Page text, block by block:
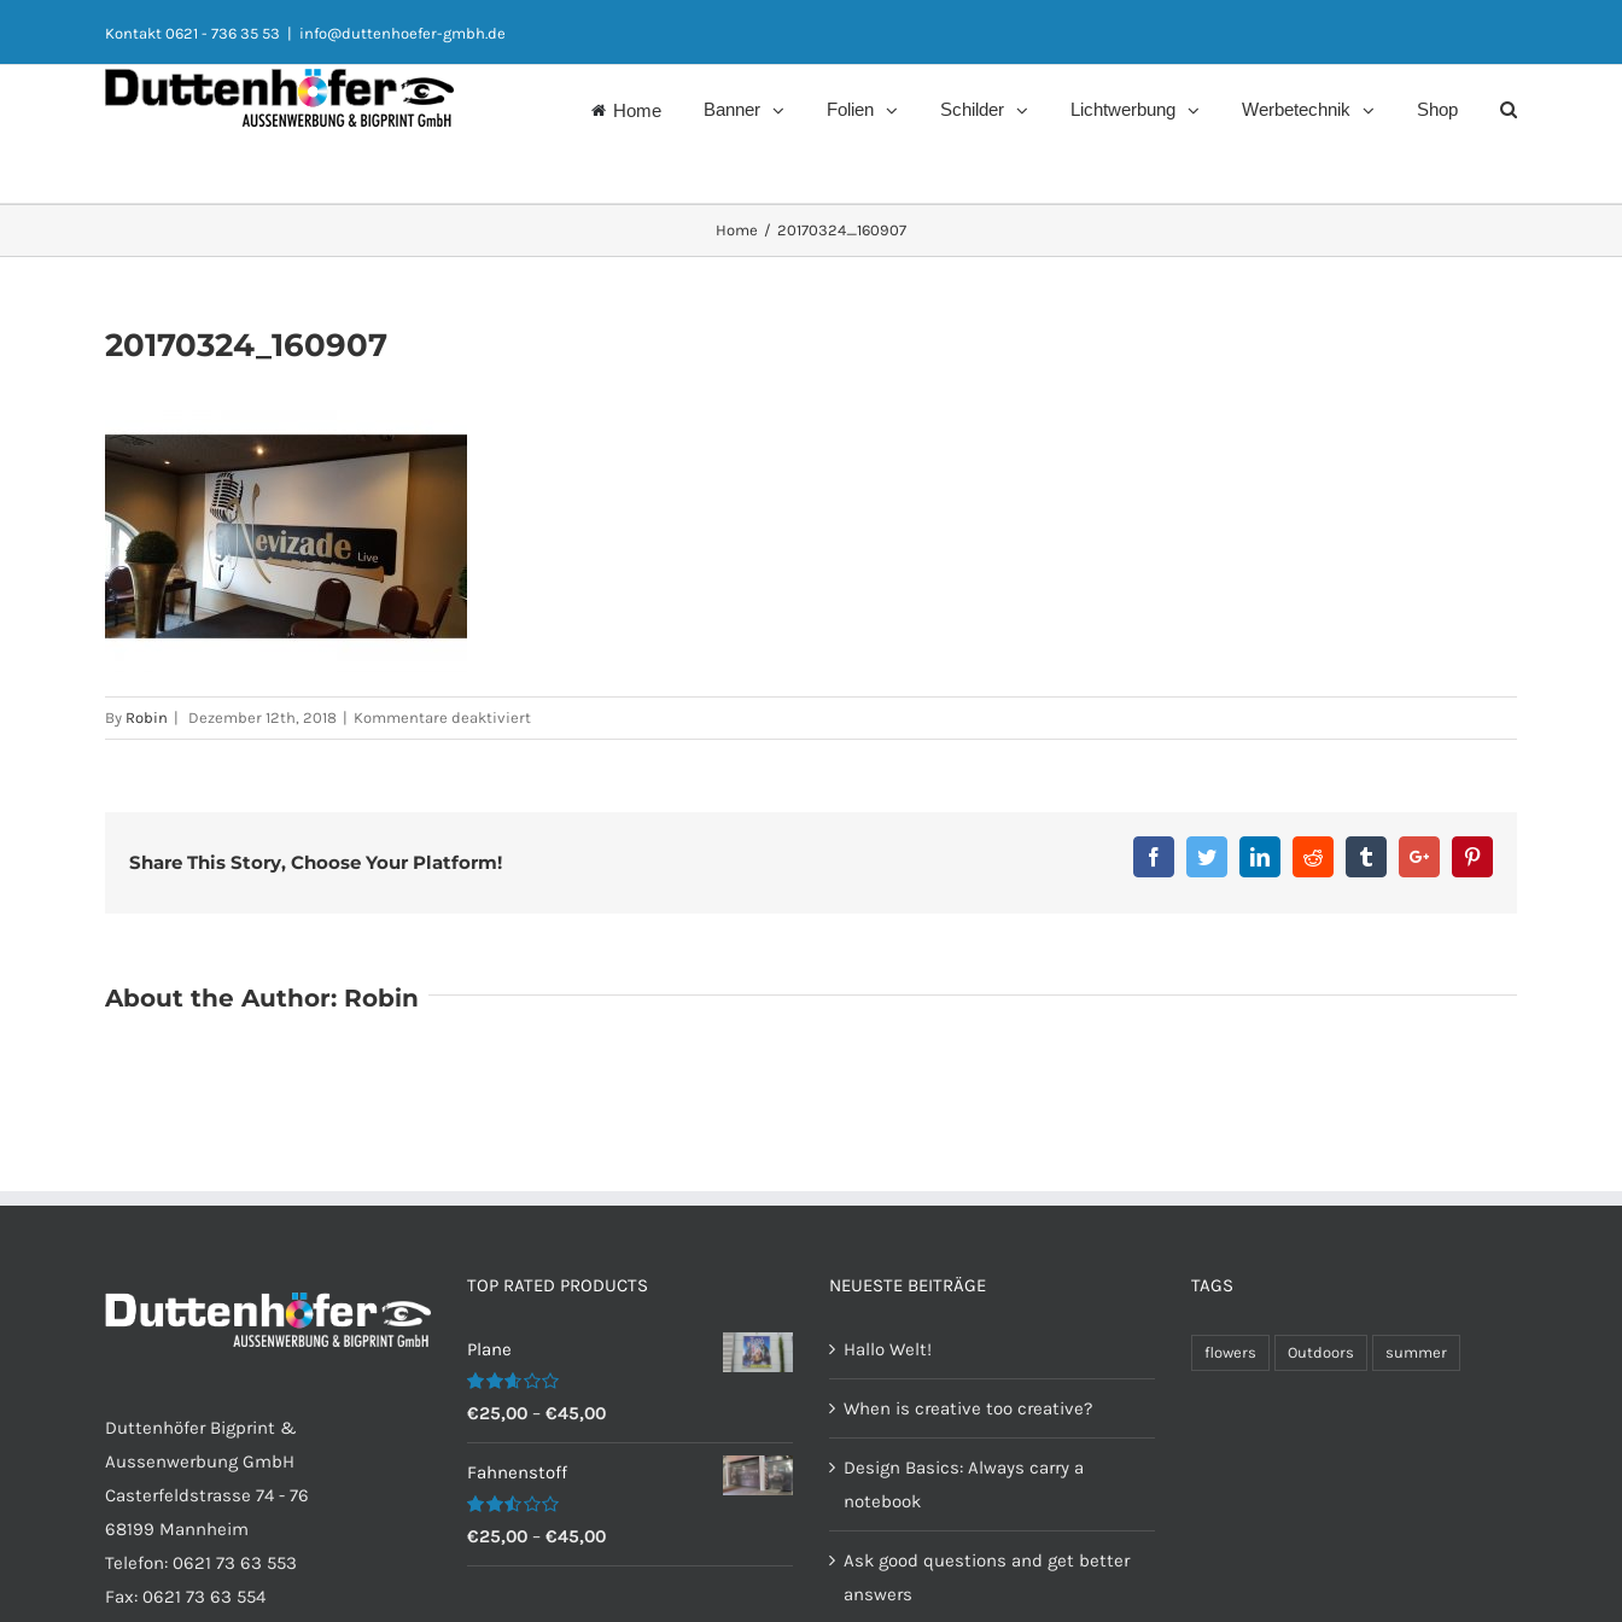
Kontakt 0621 - 736 35 53 | info@duttenhoefer-gmbh.de
Home Banner Folien Schilder Lichtwerbung Werbetechnik Shop
Home / 20170324_160907
20170324_160907
By Robin | Dezember 12th, 2018 | Kommentare deaktiviertfür
20170324_160907
Share This Story, Choose Your Platform! FacebookTwitterLinkedinReddit TumblrGoogle+
About the Author: Robin
Duttenhöfer Bigprint &
Aussenwerbung GmbH
Casterfeldstrasse 74 - 76
68199 Mannheim
Telefon: 0621 73 63 553
Fax: 0621 73 63 554
TOP RATED PRODUCTS
Plane
Bewertet
mit
2.60
von 5
€25,00 – €45,00
Fahnenstoff
Bewertet
mit
2.50
€25,00 – €45,00
NEUESTE BEITRÄGE
Hallo Welt!
When is creative too creative?
Design Basics: Always carry a
notebook
Ask good questions and get better
answers
TAGS
flowers Outdoors summer